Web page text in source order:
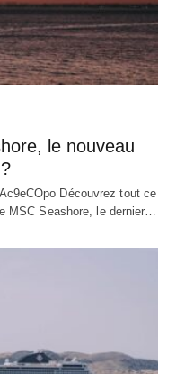
le nouveau
Découvrez tout ce
MSC Seashore, le dernier…